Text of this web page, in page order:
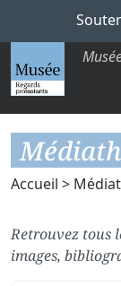
Accueil >
Retrouvez tous
images,